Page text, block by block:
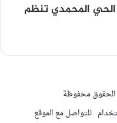
الحي المحمدي تنظم
للتواصل مع الموقع